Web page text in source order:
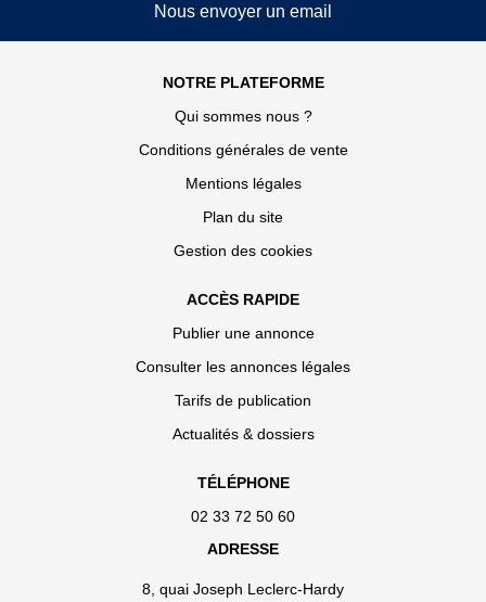
Nous envoyer un email
NOTRE PLATEFORME
Qui sommes nous ?
Conditions générales de vente
Mentions légales
Plan du site
Gestion des cookies
ACCÈS RAPIDE
Publier une annonce
Consulter les annonces légales
Tarifs de publication
Actualités & dossiers
TÉLÉPHONE
02 33 72 50 60
ADRESSE
8, quai Joseph Leclerc-Hardy